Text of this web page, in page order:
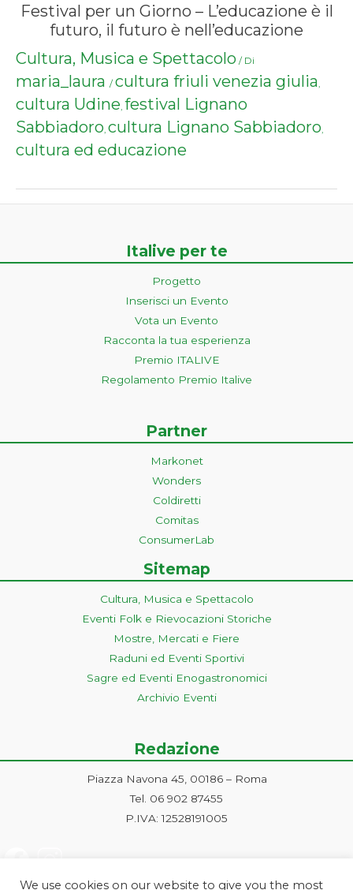
Festival per un Giorno – L’educazione è il
futuro, il futuro è nell’educazione
Cultura, Musica e Spettacolo / Di
maria_laura /cultura friuli venezia giulia
cultura Udine festival Lignano
Sabbiadoro cultura Lignano Sabbiadoro
cultura ed educazione
Italive per te
Progetto
Inserisci un Evento
Vota un Evento
Racconta la tua esperienza
Premio ITALIVE
Regolamento Premio Italive
Partner
Markonet
Wonders
Coldiretti
Comitas
ConsumerLab
Sitemap
Cultura, Musica e Spettacolo
Eventi Folk e Rievocazioni Storiche
Mostre, Mercati e Fiere
Raduni ed Eventi Sportivi
Sagre ed Eventi Enogastronomici
Archivio Eventi
Redazione
Piazza Navona 45, 00186 – Roma
Tel. 06 902 87455
P.IVA: 12528191005
We use cookies on our website to give you the most